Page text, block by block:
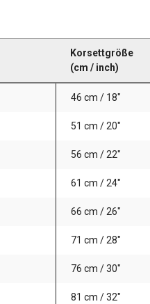
Korsettgröße
(cm / inch)
46 cm / 18"
51 cm / 20"
56 cm / 22"
61 cm / 24"
66 cm / 26"
71 cm / 28"
76 cm / 30"
81 cm / 32"